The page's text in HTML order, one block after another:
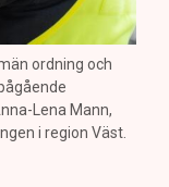
ordning och
Lena Mann,
i region Väst.